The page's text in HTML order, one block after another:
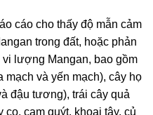
cáo cho thấy độ mẫn cảm
trong đất, hoặc phản
lượng Mangan, bao gồm
mạch và yến mạch), cây họ
đậu tương), trái cây quả
cọ, cam quýt, khoai tây, củ